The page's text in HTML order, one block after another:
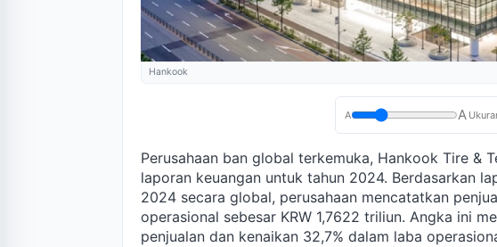
Hankook
A A
Perusahaan ban global terkemuka, Hankook Tire &
laporan keuangan untuk tahun 2024. Berdasarkan
2024 secara global, perusahaan mencatatkan
operasional sebesar KRW 1,7622 triliun. Angka ini
penjualan dan kenaikan 32,7% dalam laba